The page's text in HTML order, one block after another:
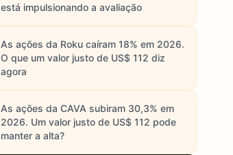
está impulsionando a avaliação
As ações da Roku caíram 18% em 2026.
O que um valor justo de US$ 112 diz
agora
As ações da CAVA subiram 30,3% em
2026. Um valor justo de US$ 112 pode
manter a alta?